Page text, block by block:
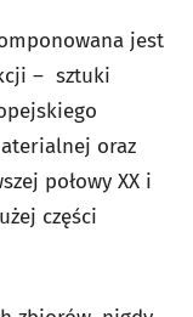
jest
– sztuki
oraz
połowy XX i
części